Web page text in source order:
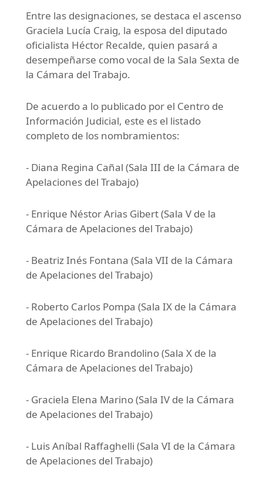
Entre las designaciones, se destaca el ascenso
Graciela Lucía Craig, la esposa del diputado
oficialista Héctor Recalde, quien pasará a
desempeñarse como vocal de la Sala Sexta de
la Cámara del Trabajo.
De acuerdo a lo publicado por el Centro de
Información Judicial, este es el listado
completo de los nombramientos:
- Diana Regina Cañal (Sala III de la Cámara de
Apelaciones del Trabajo)
- Enrique Néstor Arias Gibert (Sala V de la
Cámara de Apelaciones del Trabajo)
- Beatriz Inés Fontana (Sala VII de la Cámara
de Apelaciones del Trabajo)
- Roberto Carlos Pompa (Sala IX de la Cámara
de Apelaciones del Trabajo)
- Enrique Ricardo Brandolino (Sala X de la
Cámara de Apelaciones del Trabajo)
- Graciela Elena Marino (Sala IV de la Cámara
de Apelaciones del Trabajo)
- Luis Aníbal Raffaghelli (Sala VI de la Cámara
de Apelaciones del Trabajo)